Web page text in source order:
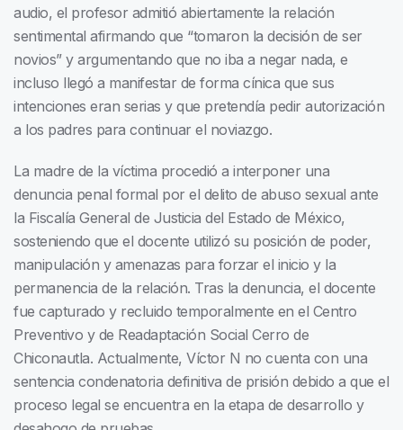
audio, el profesor admitió abiertamente la relación
sentimental afirmando que “tomaron la decisión de ser
novios” y argumentando que no iba a negar nada, e
incluso llegó a manifestar de forma cínica que sus
intenciones eran serias y que pretendía pedir autorización
a los padres para continuar el noviazgo.
La madre de la víctima procedió a interponer una
denuncia penal formal por el delito de abuso sexual ante
la Fiscalía General de Justicia del Estado de México,
sosteniendo que el docente utilizó su posición de poder,
manipulación y amenazas para forzar el inicio y la
permanencia de la relación. Tras la denuncia, el docente
fue capturado y recluido temporalmente en el Centro
Preventivo y de Readaptación Social Cerro de
Chiconautla. Actualmente, Víctor N no cuenta con una
sentencia condenatoria definitiva de prisión debido a que el
proceso legal se encuentra en la etapa de desarrollo y